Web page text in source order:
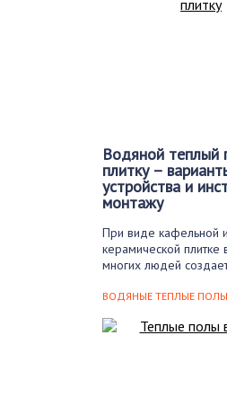
Водяной теплый
плитку –
устройства и
монтажу
При виде кафельной
керамической плитке
многих людей
ВОДЯНЫЕ ТЕПЛЫЕ ПОЛЫ